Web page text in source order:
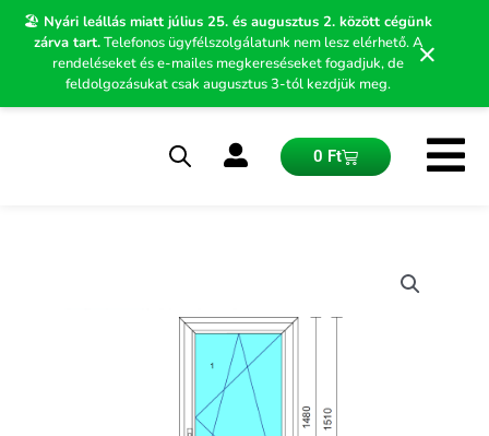
🏖️ Nyári leállás miatt július 25. és augusztus 2. között cégünk
zárva tart.Telefonos ügyfélszolgálatunk nem lesz elérhető. A
rendeléseket és e-mailes megkereséseket fogadjuk, de
feldolgozásukat csak augusztus 3-tól kezdjük meg.
×
Skip
0 FtKosár